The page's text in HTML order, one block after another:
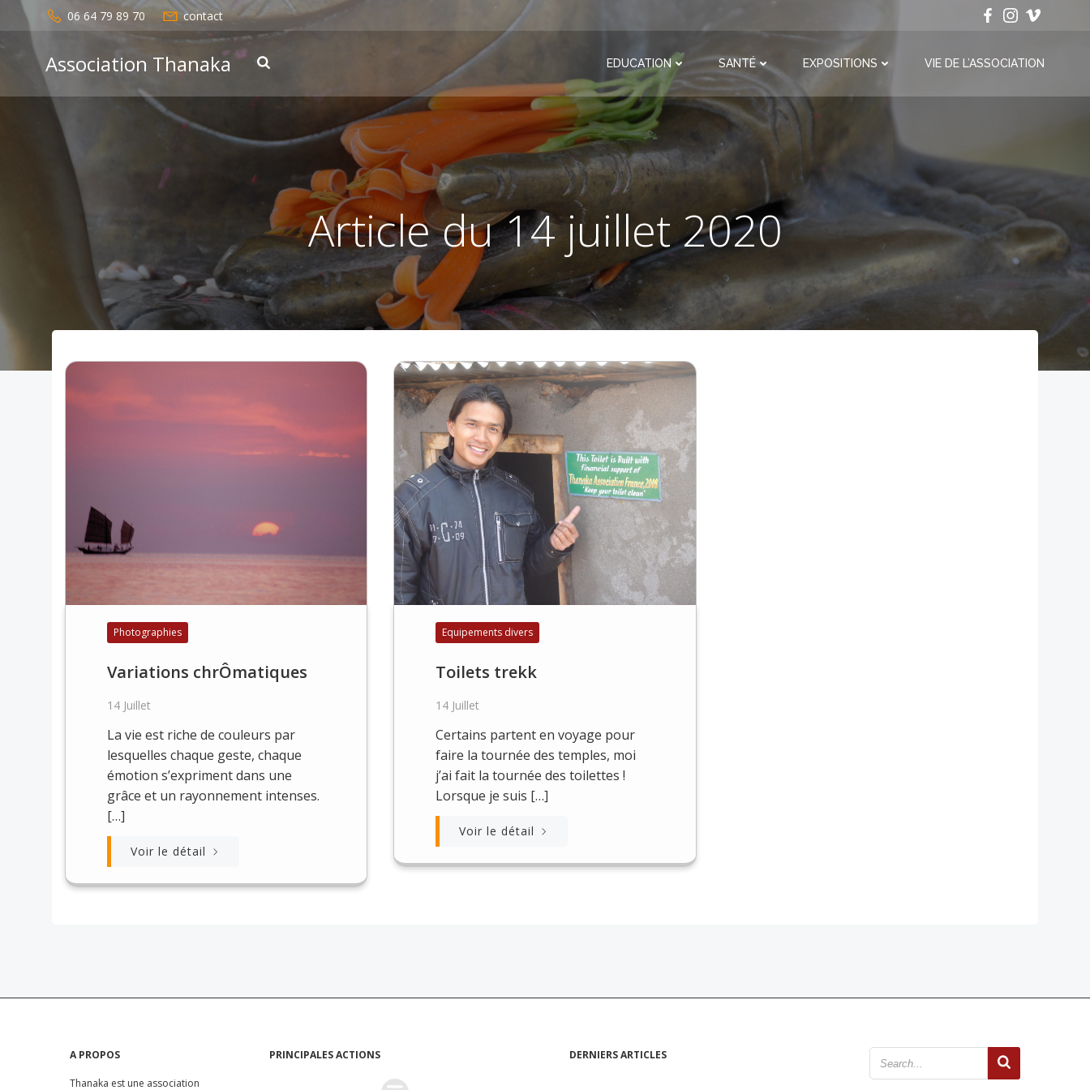
Aller
au
contenu
06 64 79 89 70 contact
Association Thanaka EDUCATION SANTÉ EXPOSITIONS VIE DE L’ASSOCIATION
Article du 14 juillet 2020
Photographies
Variations chrÔmatiques
14 Juillet
La vie est riche de couleurs par
lesquelles chaque geste, chaque
émotion s’expriment dans une
grâce et un rayonnement intenses.
[…]
Voir le détail
Equipements divers
Toilets trekk
14 Juillet
Certains partent en voyage pour
faire la tournée des temples, moi
j’ai fait la tournée des toilettes !
Lorsque je suis […]
Voir le détail
A PROPOS
Thanaka est une association
PRINCIPALES ACTIONS DERNIERS ARTICLES